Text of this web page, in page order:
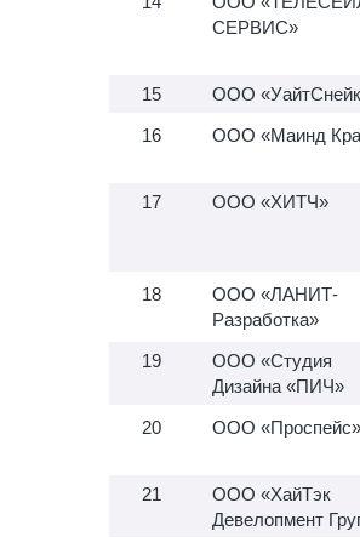
СЕРВИС»
ООО
ООО «Маинд
ООО «ХИТЧ»
ООО «ЛАНИТ-
Разработка»
ООО «Студия
Дизайна «ПИЧ»
ООО «Проспейс»
ООО «ХайТэк
Девелопмент